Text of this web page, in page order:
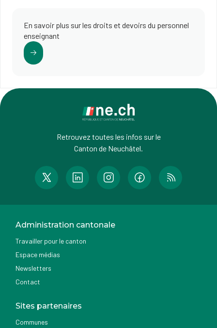
En savoir plus sur les droits et devoirs du personnel
enseignant
Retrouvez toutes les infos sur le
Canton de Neuchâtel.
Administration cantonale
Travailler pour le canton
Espace médias
Newsletters
Contact
Sites partenaires
Communes